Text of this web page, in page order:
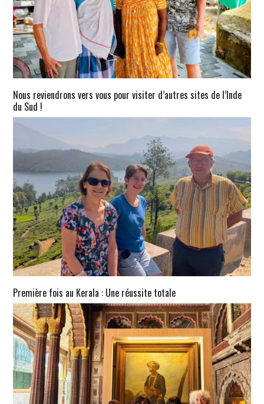
Nous reviendrons vers vous pour visiter d’autres sites de l’Inde
du Sud !
Première fois au Kerala : Une réussite totale